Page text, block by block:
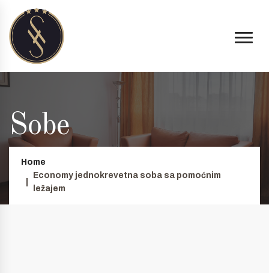
Sobe
Home
Economy jednokrevetna soba sa pomoćnim
ležajem